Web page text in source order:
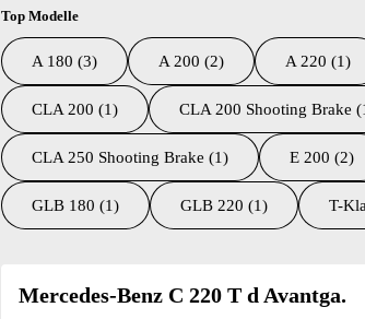
Top Modelle
A 180 (3) A 200 (2) A 220 (1)
CLA 200 (1) CLA 200 Shooting Brake
CLA 250 Shooting Brake (1) E 200 (2)
GLB 180 (1) GLB 220 (1) T-
Mercedes-Benz C 220 T d Avantga.